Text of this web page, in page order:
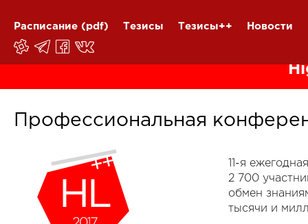
Расписание (pdf) Тезисы Тезисы++ Новости
Профессиональная
11-я
2 700
обмен
тысячи и